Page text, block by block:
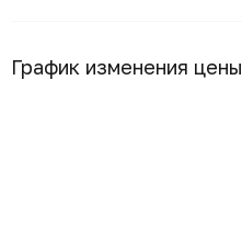
График изменения цены